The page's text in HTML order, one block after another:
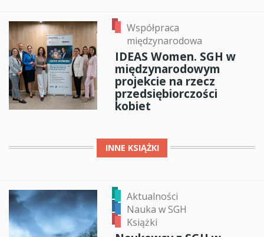
Współpraca
międzynarodowa
IDEAS Women. SGH w
międzynarodowym
projekcie na rzecz
przedsiębiorczości
kobiet
INNE KSIĄŻKI
Aktualności
Nauka w SGH
Książki